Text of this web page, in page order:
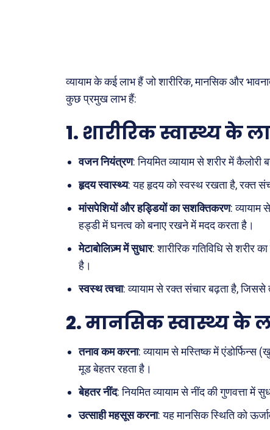
Type
ख़बरें
व्यायाम के कई लाभ हैं जो शारीरिक, मानसिक और
कुछ प्रमुख लाभ हैं:
1. शारीरिक स्वास्थ्य के
वजन नियंत्रण: नियमित व्यायाम से शरीर में
हृदय स्वास्थ्य: यह हृदय को स्वस्थ रखता है, रक्त
मांसपेशियों और हड्डियों का सशक्तिकरण: व्यायाम
हड्डी में घनत्व को बनाए रखने में मदद करता है।
मेटाबोलिज़्म में सुधार: शारीरिक गतिविधि से शरीर
है।
स्वस्थ त्वचा: व्यायाम से रक्त संचार बढ़ता है,
2.मानसिक स्वास्थ्य के
तनाव कम करना: व्यायाम से मस्तिष्क में एंडोर्फिन्स
मूड बेहतर रहता है।
बेहतर नींद: नियमित व्यायाम से नींद की गुणवत्ता में
उत्साही महसूस करना: यह मानसिक स्थिति को